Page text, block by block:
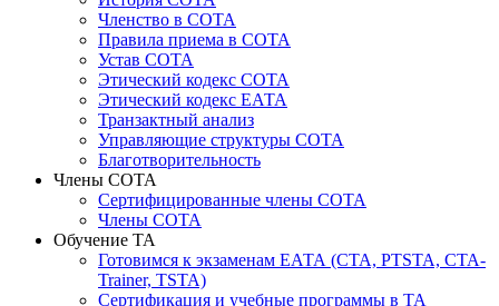
Членство в СОТА
Правила приема в СОТА
Устав СОТА
Этический кодекс СОТА
Этический кодекс ЕАТА
Транзактный анализ
Управляющие структуры СОТА
Благотворительность
Члены СОТА
Сертифицированные члены СОТА
Члены СОТА
Обучение ТА
Готовимся к экзаменам ЕАТА (СТА, PTSTA, СТА-
Trainer, TSTA)
Сертификация и учебные программы в ТА